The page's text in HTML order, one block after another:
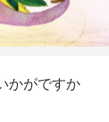
かがですか